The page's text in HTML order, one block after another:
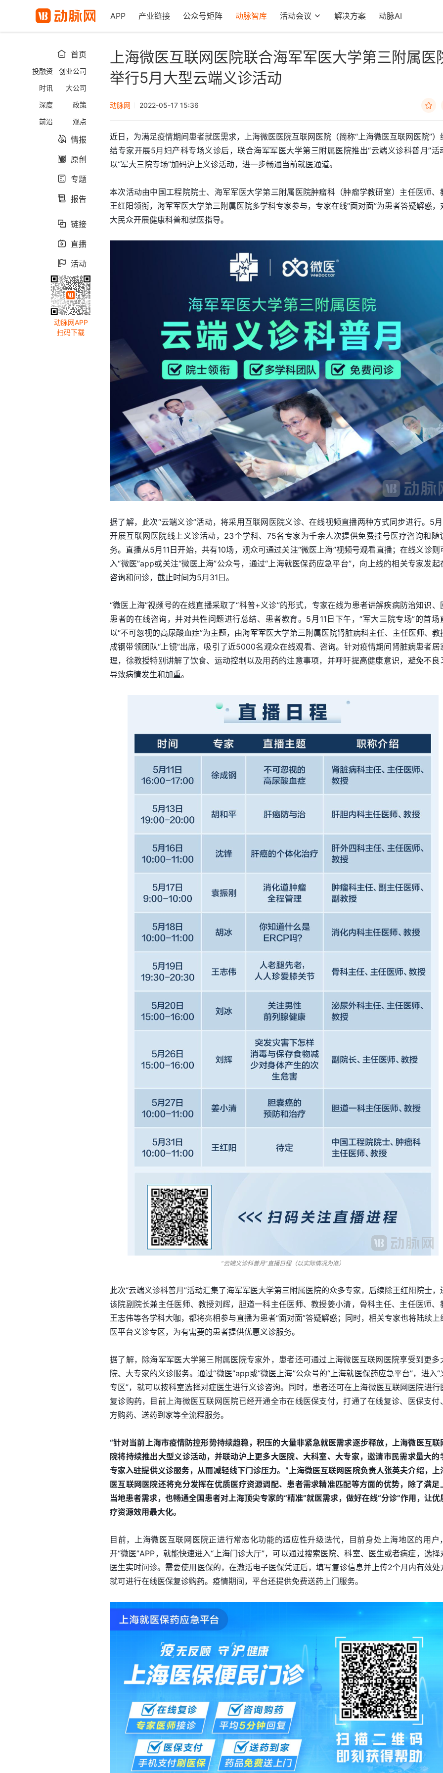
APP 产业链接 公众号矩阵 动脉智库 活动会议 解决方案 动脉AI
 首页
投融资
创业公司
时讯
大公司
深度
政策
前沿
观点
 情报
 原创
 专题
 报告
 链接
 直播
 活动
动脉网APP
扫码下载
上海微医互联网医院联合海军军医大学第三附属医
举行5月大型云端义诊活动
动脉网 2022-05-17 15:36 
近日，为满足疫情期间患者就医需求，上海微医医院互联网医院（简称“上海微医互联网医院”）
结专家开展5月妇产科专场义诊后，联合海军军医大学第三附属医院推出“云端义诊科普月”活
以“军大三院专场”加码沪上义诊活动，进一步畅通当前就医通道。
本次活动由中国工程院院士、海军军医大学第三附属医院肿瘤科（肿瘤学教研室）主任医师、
王红阳领衔，海军军医大学第三附属医院多学科专家参与，专家在线“面对面”为患者答疑解惑，
大民众开展健康科普和就医指导。
据了解，此次“云端义诊”活动，将采用互联网医院义诊、在线视频直播两种方式同步进行。5
开展互联网医院线上义诊活动，23个学科、75名专家为千余人次提供免费挂号医疗咨询和随
务。直播从5月11日开始，共有10场，观众可通过关注“微医上海”视频号观看直播；在线义诊则
入“微医”app或关注“微医上海”公众号，通过“上海就医保药应急平台”，向上线的相关专家发起
咨询和问诊，截止时间为5月31日。
“微医上海”视频号的在线直播采取了“科普+义诊”的形式，专家在线为患者讲解疾病防治知识、
患者的在线咨询，并对共性问题进行总结、患者教育。5月11日下午，“军大三院专场”的首场
以“不可忽视的高尿酸血症”为主题，由海军军医大学第三附属医院肾脏病科主任、主任医师、教
成钢带领团队“上镜”出席，吸引了近5000名观众在线观看、咨询。针对疫情期间肾脏病患者居
理，徐教授特别讲解了饮食、运动控制以及用药的注意事项，并呼吁提高健康意识，避免不良
导致病情发生和加重。
“云端义诊科普月”直播日程（以实际情况为准）
此次“云端义诊科普月”活动汇集了海军军医大学第三附属医院的众多专家，后续除王红阳院士，
该院副院长兼主任医师、教授刘辉，胆道一科主任医师、教授姜小清，骨科主任、主任医师、
王志伟等各学科大咖，都将亮相参与直播为患者“面对面”答疑解惑；同时，相关专家也将陆续上
医平台义诊专区，为有需要的患者提供优惠义诊服务。
据了解，除海军军医大学第三附属医院专家外，患者还可通过上海微医互联网医院享受到更多
院、大专家的义诊服务。通过“微医”app或“微医上海”公众号的“上海就医保药应急平台”，进入“
专区”，就可以按科室选择对症医生进行义诊咨询。同时，患者还可在上海微医互联网医院进行
复诊购药，目前上海微医互联网医院已经开通全市在线医保支付，打通了在线复诊、医保支付
方购药、送药到家等全流程服务。
“针对当前上海市疫情防控形势持续趋稳，积压的大量非紧急就医需求逐步释放，上海微医互联
院将持续推出大型义诊活动，并联动沪上更多大医院、大科室、大专家，邀请市民需求量大的
专家入驻提供义诊服务，从而减轻线下门诊压力。”上海微医互联网医院负责人张英夫介绍，上
医互联网医院还将充分发挥在优质医疗资源调配、患者需求精准匹配等方面的优势，除了满足
当地患者需求，也畅通全国患者对上海顶尖专家的“精准”就医需求，做好在线“分诊”作用，让优
疗资源效用最大化。
目前，上海微医互联网医院正进行常态化功能的适应性升级迭代，目前身处上海地区的用户
开“微医”APP，就能快速进入“上海门诊大厅”，可以通过搜索医院、科室、医生或者病症，选择
医生实时问诊。需要使用医保的，在激活电子医保凭证后，填写复诊信息并上传2个月内有效处
就可进行在线医保复诊购药。疫情期间，平台还提供免费送药上门服务。